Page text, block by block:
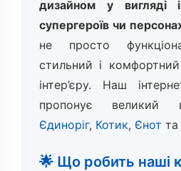
дизайном у вигляді
супергероїв чи
не просто
стильний і
інтер’єру. Наш
пропонує великий
Єдиноріг, Котик, Єнот та
🌟 Що робить наші